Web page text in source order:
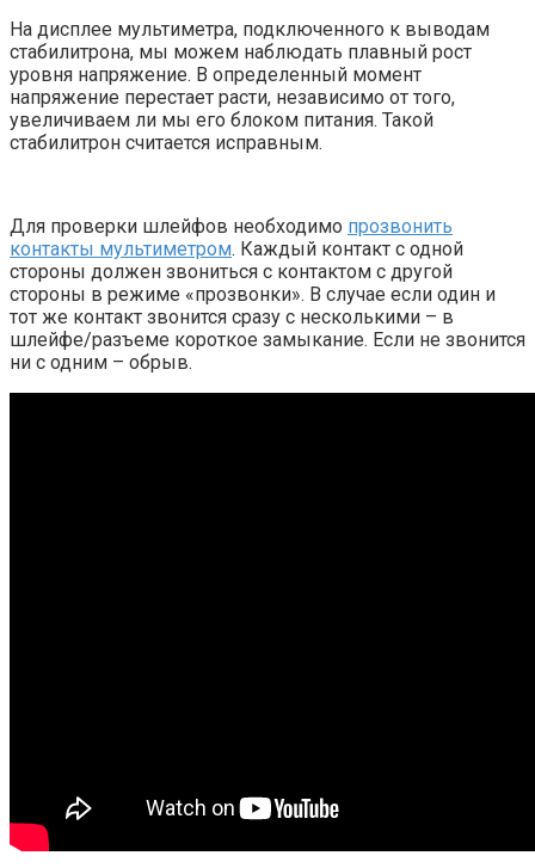
На дисплее мультиметра, подключенного к выводам
стабилитрона, мы можем наблюдать плавный рост
уровня напряжение. В определенный момент
напряжение перестает расти, независимо от того,
увеличиваем ли мы его блоком питания. Такой
стабилитрон считается исправным.
Для проверки шлейфов необходимо прозвонить
контакты мультиметром. Каждый контакт с одной
стороны должен звониться с контактом с другой
стороны в режиме «прозвонки». В случае если один и
тот же контакт звонится сразу с несколькими – в
шлейфе/разъеме короткое замыкание. Если не звонится
ни с одним – обрыв.